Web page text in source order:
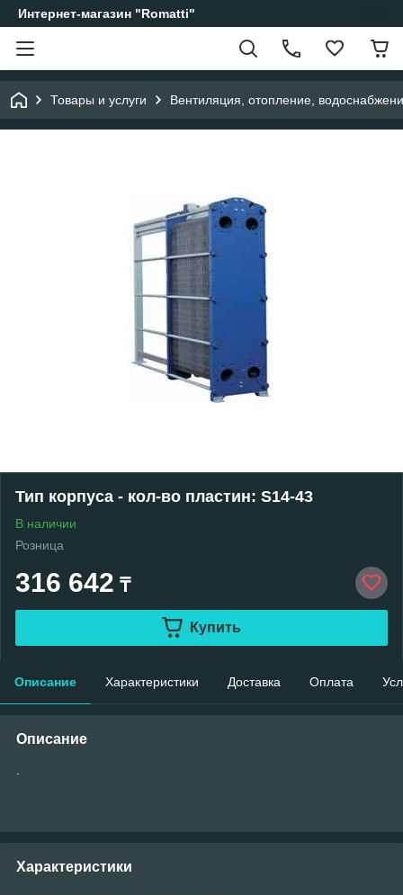
Интернет-магазин "Romatti"
Товары и услуги Вентиляция, отопление,
Тип корпуса - кол-во пластин: S14-43
В наличии
Розница
316 642 ₸
Купить
Описание Характеристики Доставка Оплата
Описание
Характеристики